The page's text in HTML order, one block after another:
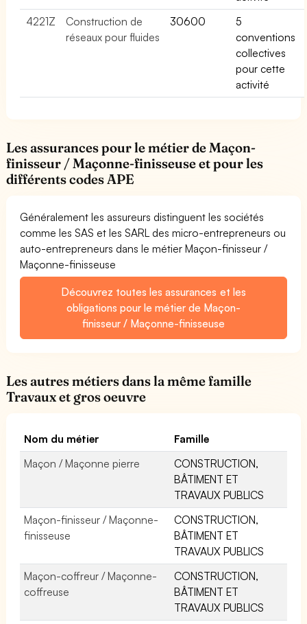
4221Z
Construction de
réseaux pour fluides
30600
5
conventions
collectives
pour cette
activité
Les assurances pour le métier de Maçon-
finisseur / Maçonne-finisseuse et pour les
différents codes APE
Généralement les assureurs distinguent les sociétés
comme les SAS et les SARL des micro-entrepreneurs ou
auto-entrepreneurs dans le métier Maçon-finisseur /
Maçonne-finisseuse
Découvrez toutes les assurances et les
obligations pour le métier de Maçon-
finisseur / Maçonne-finisseuse
Les autres métiers dans la même famille
Travaux et gros oeuvre
Nom du métier
Famille
Maçon / Maçonne pierre
CONSTRUCTION,
BÂTIMENT ET
TRAVAUX PUBLICS
Maçon-finisseur / Maçonne-
finisseuse
CONSTRUCTION,
BÂTIMENT ET
TRAVAUX PUBLICS
Maçon-coffreur / Maçonne-
coffreuse
CONSTRUCTION,
BÂTIMENT ET
TRAVAUX PUBLICS